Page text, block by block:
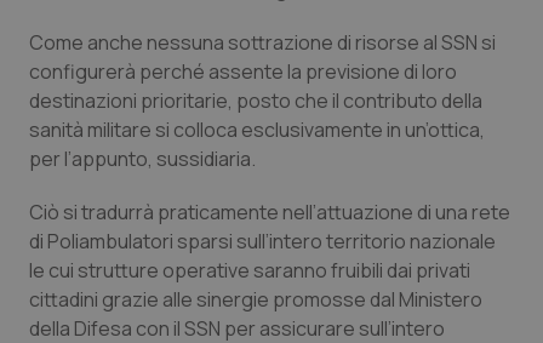
Quotidiano Oncologia
Quotidiano Pediatria
Salute orale & impianti
Sangue & coagulazione
Come anche nessuna sottrazione di risorse al SSN si
configurerà perché assente la previsione di loro
destinazioni prioritarie, posto che il contributo della
sanità militare si colloca esclusivamente in un’ottica,
per l’appunto, sussidiaria.
Ciò si tradurrà praticamente nell’attuazione di una rete
di Poliambulatori sparsi sull’intero territorio nazionale
le cui strutture operative saranno fruibili dai privati
cittadini grazie alle sinergie promosse dal Ministero
della Difesa con il SSN per assicurare sull’intero